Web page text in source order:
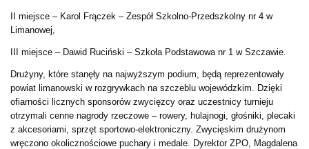
II miejsce – Karol Frączek – Zespół Szkolno-Przedszkolny nr 4 w
Limanowej,
III miejsce – Dawid Ruciński – Szkoła Podstawowa nr 1 w Szczawie.
Drużyny, które stanęły na najwyższym podium, będą reprezentowały
powiat limanowski w rozgrywkach na szczeblu wojewódzkim. Dzięki
ofiarności licznych sponsorów zwycięzcy oraz uczestnicy turnieju
otrzymali cenne nagrody rzeczowe – rowery, hulajnogi, głośniki, plecaki
z akcesoriami, sprzęt sportowo-elektroniczny. Zwycięskim drużynom
wręczono okolicznościowe puchary i medale. Dyrektor ZPO, Magdalena